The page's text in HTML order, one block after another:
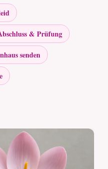
& Prüfung
senden